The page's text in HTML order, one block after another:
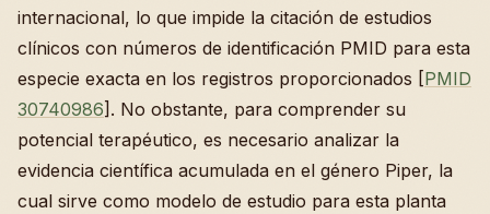
internacional, lo que impide la citación de estudios
clínicos con números de identificación PMID para esta
especie exacta en los registros proporcionados [PMID
30740986]. No obstante, para comprender su
potencial terapéutico, es necesario analizar la
evidencia científica acumulada en el género Piper, la
cual sirve como modelo de estudio para esta planta